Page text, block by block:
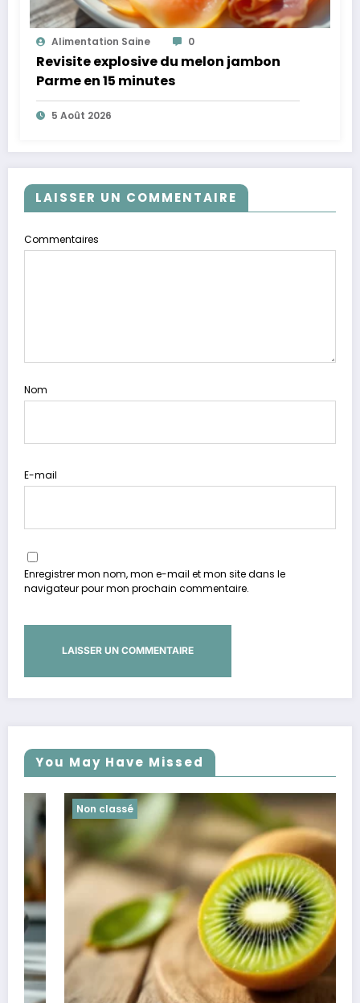
Alimentation Saine 0
Revisite explosive du melon jambon
Parme en 15 minutes
5 Août 2026
LAISSER UN COMMENTAIRE
Commentaires
Nom
E-mail
Enregistrer mon nom, mon e-mail et mon site dans le
navigateur pour mon prochain commentaire.
You May Have Missed
Non classé